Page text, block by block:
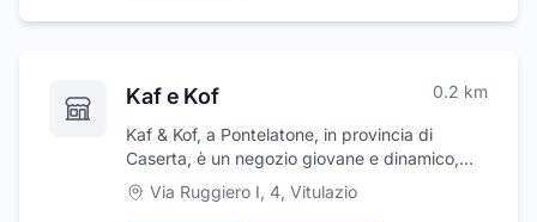
Kaf e Kof 0.2 km
Kaf & Kof, a Pontelatone, in provincia di
Caserta, è un negozio giovane e dinamico,
dove non manca la continua ricerca di nuove
miscele e nuovi sapori, da proporre alla
Via Ruggiero I, 4, Vitulazio